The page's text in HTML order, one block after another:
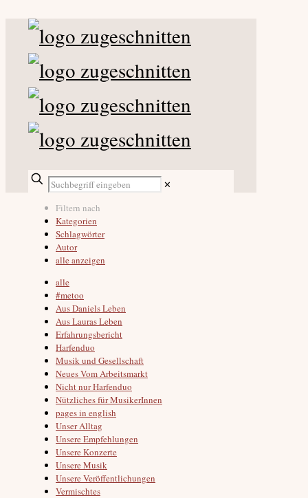
✕
Filtern nach
Kategorien
Schlagwörter
Autor
alle anzeigen
alle
#metoo
Aus Daniels Leben
Aus Lauras Leben
Erfahrungsbericht
Harfenduo
Musik und Gesellschaft
Neues Vom Arbeitsmarkt
Nicht nur Harfenduo
Nützliches für MusikerInnen
pages in english
Unser Alltag
Unsere Empfehlungen
Unsere Konzerte
Unsere Musik
Unsere Veröffentlichungen
Vermischtes